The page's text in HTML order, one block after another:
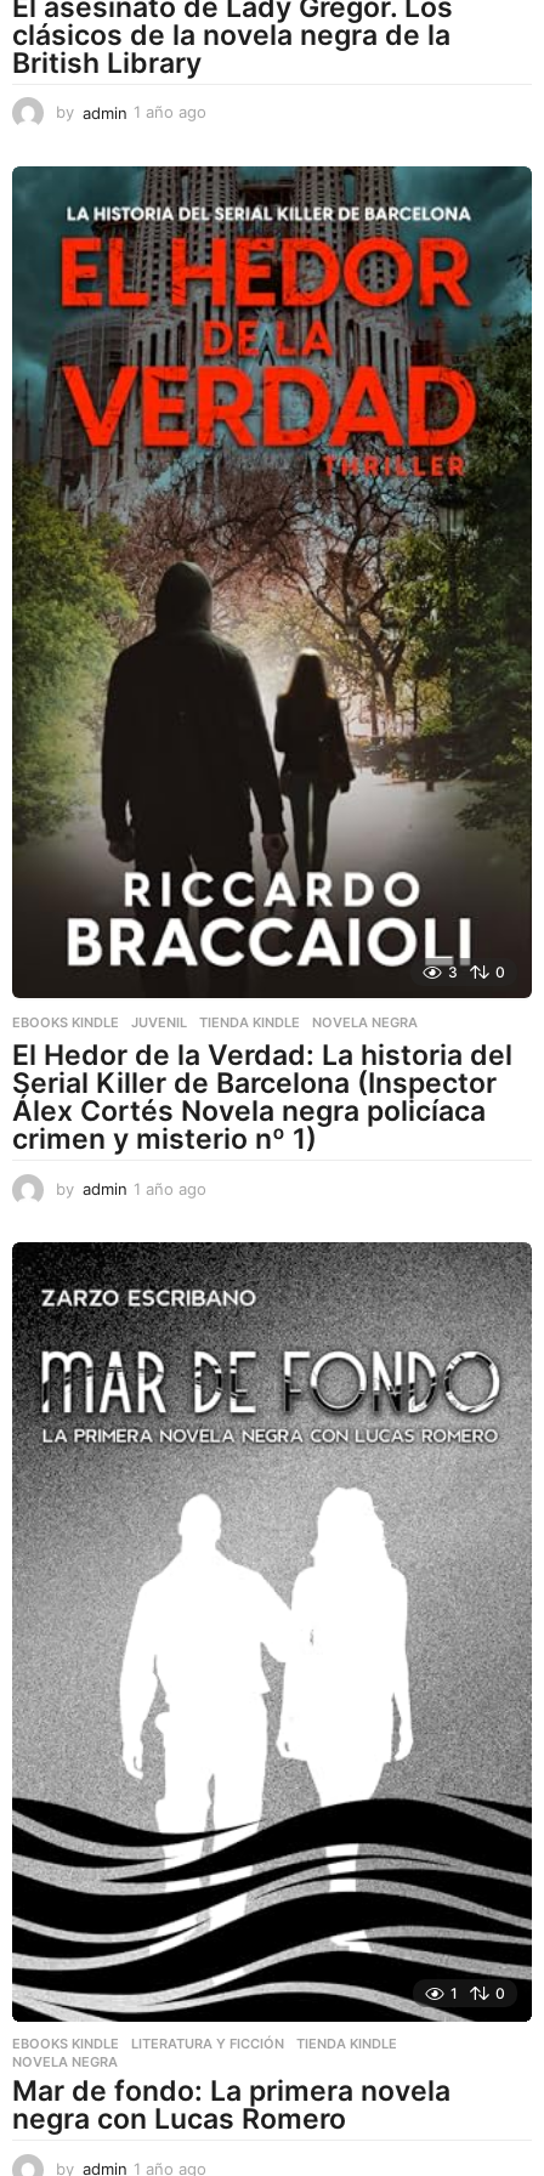
clásicos de la novela negra de la
British Library
by admin 1 año ago
o
a
g
o
3 0
EBOOKS KINDLE ,JUVENIL ,TIENDA KINDLE NOVELA NEGRA
El Hedor de la Verdad: La historia del
Serial Killer de Barcelona (Inspector
Álex Cortés Novela negra policíaca
crimen y misterio nº 1)
by admin 1 año ago
o
a
g
o
1 0
EBOOKS KINDLE ,LITERATURA Y FICCIÓN ,TIENDA KINDLE
NOVELA NEGRA
Mar de fondo: La primera novela
negra con Lucas Romero
by admin 1 año ago